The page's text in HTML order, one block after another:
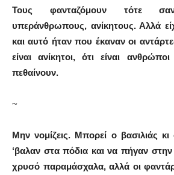
Τους φανταζόμουν τότε
υπεράνθρωπους, ανίκητους. Αλλά
και αυτό ήταν που έκαναν οι
είναι ανίκητοι, ότι είναι
πεθαίνουν.
~
Μην νομίζεις. Μπορεί ο βασιλιάς
‘βαλαν στα πόδια και να πήγαν
χρυσό παραμάσχαλα, αλλά οι